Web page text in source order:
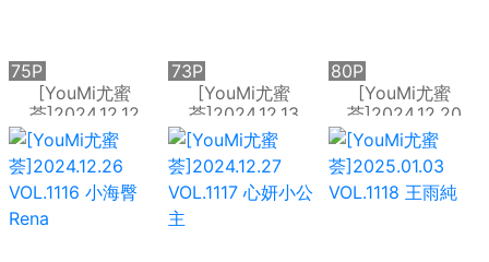
[YouMi尤蜜
荟]2024.12.12
VOL.1113 心妍小公
主
75P
[YouMi尤蜜
荟]2024.12.13
VOL.1114 王雨純
73P
[YouMi尤蜜
荟]2024.12.20
VOL.1115 心妍小公
主
80P